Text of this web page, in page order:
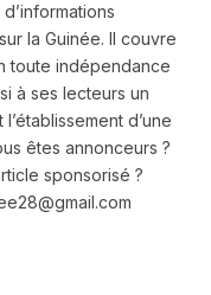
la Guinée. Il couvre
toute indépendance
à ses lecteurs un
d’une
êtes annonceurs ?
sponsorisé ?